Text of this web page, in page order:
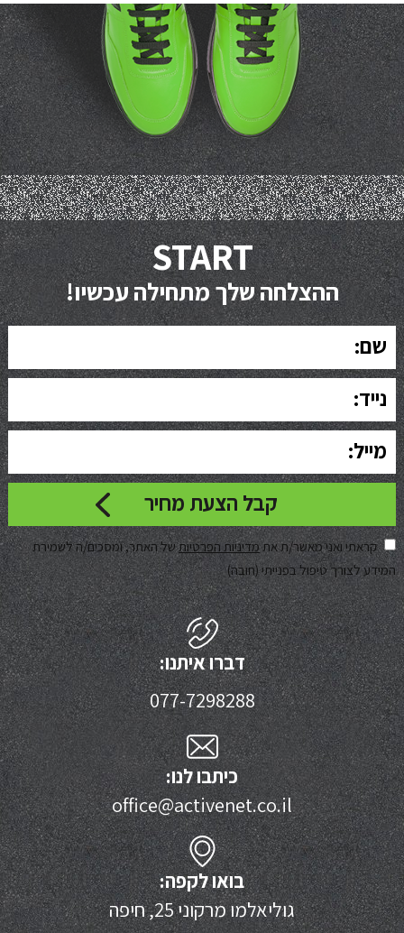
START
ההצלחה שלך מתחילה עכשיו!
קראתי ואני מאשר/ת אתמדיניות הפרטיותשל האתר, ומסכים/ה לשמירת
המידע לצורך טיפול בפנייתי (חובה)
דברו איתנו:
077-7298288
כיתבו לנו:
office@activenet.co.il
בואו לקפה:
גוליאלמו מרקוני 25, חיפה